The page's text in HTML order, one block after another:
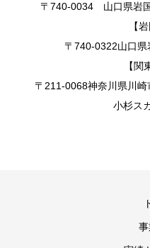
〒740-0034 山口県岩
【
〒740-0322山口県
【関
〒211-0068神奈川県川
小杉ス